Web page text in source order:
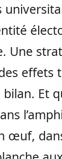
Une
effets
bilan. Et
œuf,